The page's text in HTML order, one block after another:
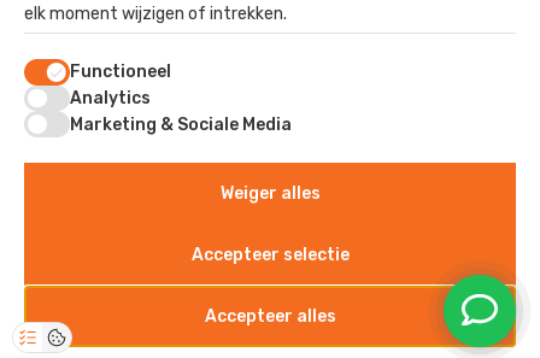
Contact
Staverhul 17
3888 MR, Uddel
Privacyverklaring
Disclaimer
elk moment wijzigen of intrekken.
Functioneel
Analytics
Marketing & Sociale Media
Weiger alles
Accepteer selectie
Accepteer alles